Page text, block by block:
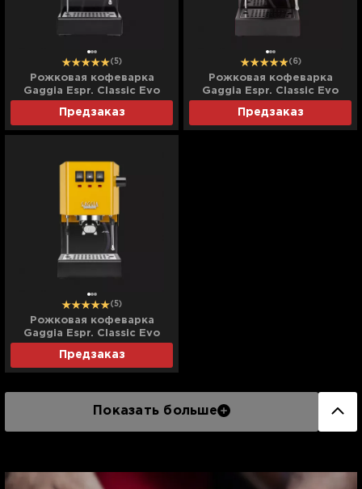
(5)
Рожковая кофеварка
Gaggia Espr. Classic Evo
Предзаказ
(6)
Рожковая кофеварка
Gaggia Espr. Classic Evo
Предзаказ
(5)
Рожковая кофеварка
Gaggia Espr. Classic Evo
Предзаказ
Показать больше